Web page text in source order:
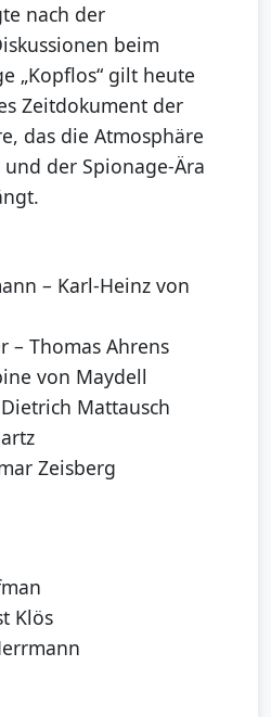
nach der
beim
„Kopflos“ gilt heute
Zeitdokument der
das die Atmosphäre
der Spionage-Ära
– Karl-Heinz von
– Thomas Ahrens
von Maydell
Mattausch
Zeisberg
Klös